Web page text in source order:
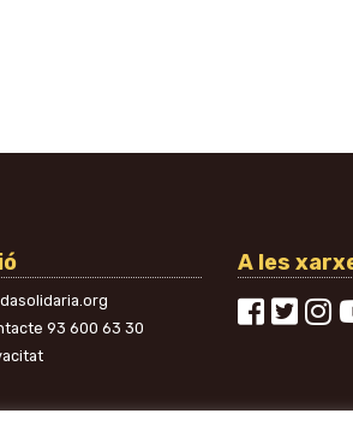
93 600 63 30
A les